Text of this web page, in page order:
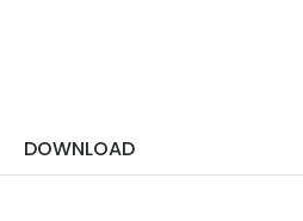
DOWNLOAD